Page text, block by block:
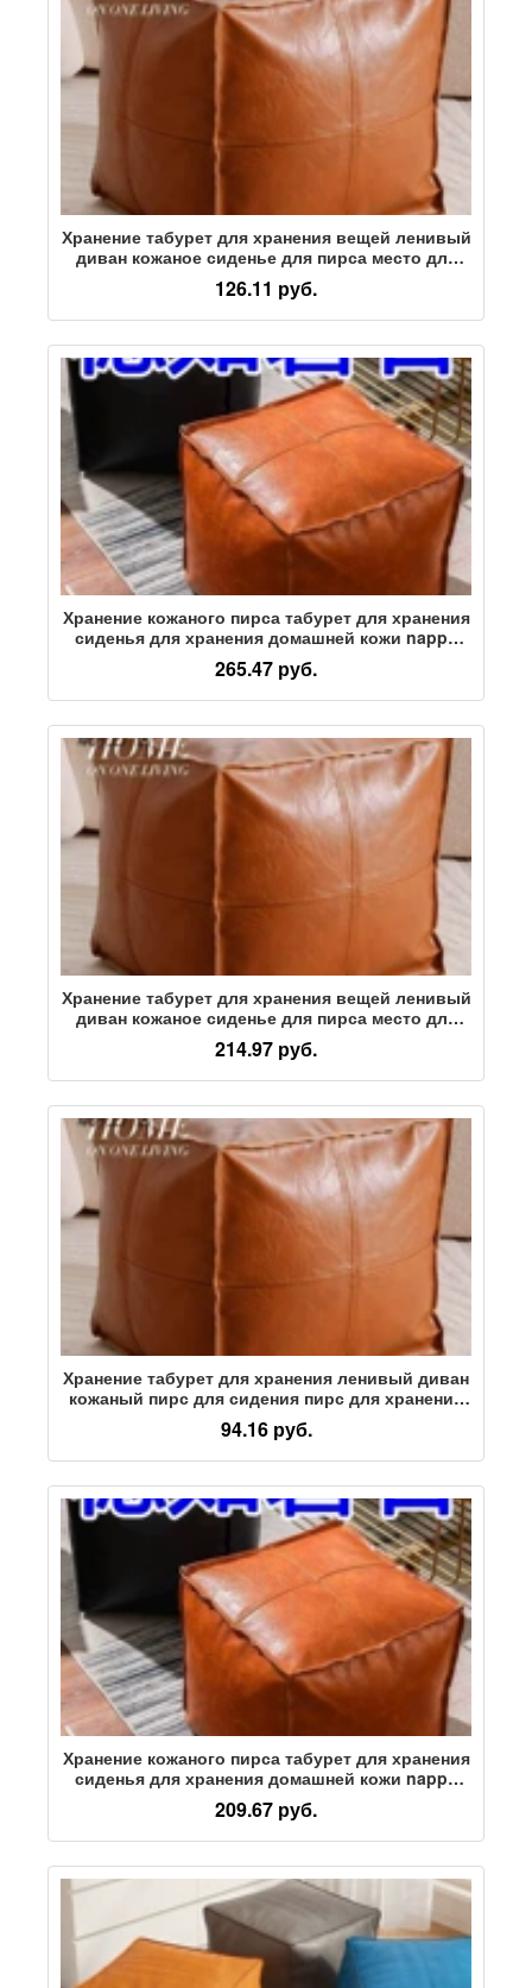
Хранение табурет для хранения вещей ленивый
диван кожаное сиденье для пирса место для
хранения бытовой сумки для хранения вещей
может сидеть на табурете для гамбургеров,
заполненном старой одеждой
126.11 руб.
Хранение кожаного пирса табурет для хранения
сиденья для хранения домашней кожи nappa
хранение игрушек, одежды, полуфабрикатов
265.47 руб.
Хранение табурет для хранения вещей ленивый
диван кожаное сиденье для пирса место для
хранения бытовой сумки для хранения вещей
может сидеть на табурете для гамбургеров,
заполненном старой одеждой
214.97 руб.
Хранение табурет для хранения ленивый диван
кожаный пирс для сидения пирс для хранения
бытовой сумки для хранения пылезащитный
ленивые люди могут сидеть на старой одежде.
94.16 руб.
Хранение кожаного пирса табурет для хранения
сиденья для хранения домашней кожи nappa
хранение игрушек, одежды, полуфабрикатов
209.67 руб.